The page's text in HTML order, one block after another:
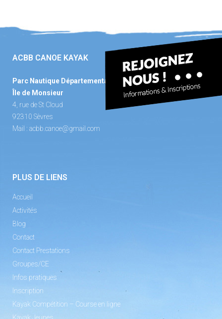
ACBB CANOE KAYAK
Parc Nautique Départemental
Île de Monsieur
4, rue de St Cloud
92310 Sèvres
Mail : acbb.canoe@gmail.com
PLUS DE LIENS
Accueil
Activités
Blog
Contact
Contact Prestations
Groupes/CE
Infos pratiques
Inscription
Kayak Compétition – Course en ligne